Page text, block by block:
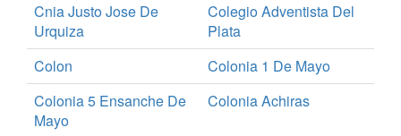
Cnia Justo Jose De
Urquiza
Colegio Adventista Del
Plata
Colon
Colonia 1 De Mayo
Colonia 5 Ensanche De
Mayo
Colonia Achiras